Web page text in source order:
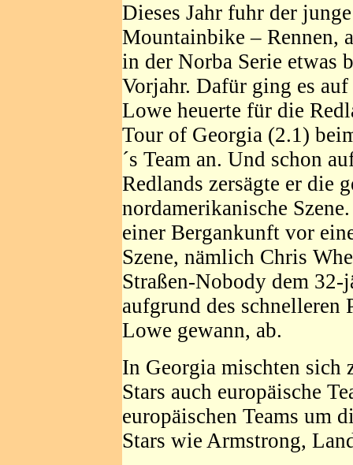
Dieses Jahr fuhr der
Mountainbike – Rennen,
in der Norba Serie etwas
Vorjahr. Dafür ging es
Lowe heuerte für die
Tour of Georgia (2.1)
´s Team an. Und schon
Redlands zersägte er die
nordamerikanische
einer Bergankunft vor
Szene, nämlich Chris
Straßen-Nobody dem
aufgrund des
Lowe gewann, ab.
In Georgia mischten sich
Stars auch europäische
europäischen Teams um
Stars wie Armstrong,